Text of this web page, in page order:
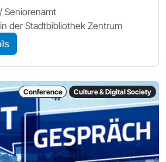
Seniorenamt
der Stadtbibliothek Zentrum
Conference Culture & Digital Society